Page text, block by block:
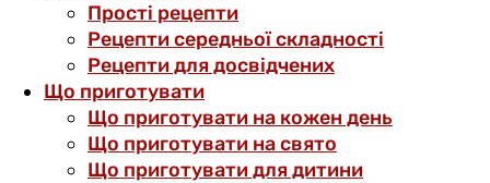
Прості рецепти
Рецепти середньої складності
Рецепти для досвідчених
Що приготувати
Що приготувати на кожен день
Що приготувати на свято
Що приготувати для дитини